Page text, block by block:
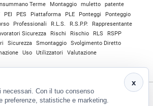
Terme Montaggio muletto
patente
PEI PES Piattaforma PLE Ponteggi
Ponteggio
Professionali R.L.S. R.S.P.P.
Rappresentante
Sicurezza
Rischi Rischio RLS
RSPP
Sicurezza Smontaggio
Svolgimento Diretto
Uso Utilizzatori Valutazione
x
necessari. Con il tuo consenso
preferenze, statistiche e marketing.